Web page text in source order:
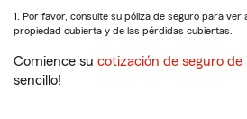
1. Por favor, consulte su póliza de seguro para ver
propiedad cubierta y de las pérdidas cubiertas.
Comience su cotización de seguro de
sencillo!